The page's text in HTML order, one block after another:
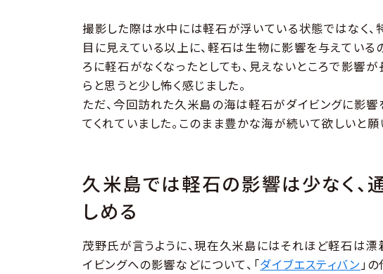
撮影した際は水中には軽石が浮いている状態ではなく、
目に見えている以上に、軽石は生物に影響を与えている
ろに軽石がなくなったとしても、見えないところで影響
らと思うと少し怖く感じました。
ただ、今回訪れた久米島の海は軽石がダイビングに影響
てくれていました。このまま豊かな海が続いて欲しいと願
久米島では軽石の影響は少なく、
しめる
茂野氏が言うように、現在久米島にはそれほど軽石は
イビングへの影響などについて、「ダイブエスティバン」